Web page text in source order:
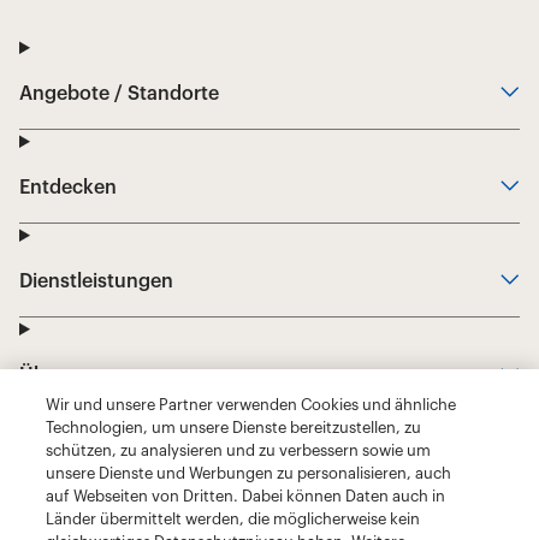
Wir und unsere Partner verwenden Cookies und ähnliche
Technologien, um unsere Dienste bereitzustellen, zu
schützen, zu analysieren und zu verbessern sowie um
unsere Dienste und Werbungen zu personalisieren, auch
auf Webseiten von Dritten. Dabei können Daten auch in
Länder übermittelt werden, die möglicherweise kein